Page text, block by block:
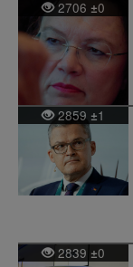
2706 ±0
2859 ±1
2839 ±0